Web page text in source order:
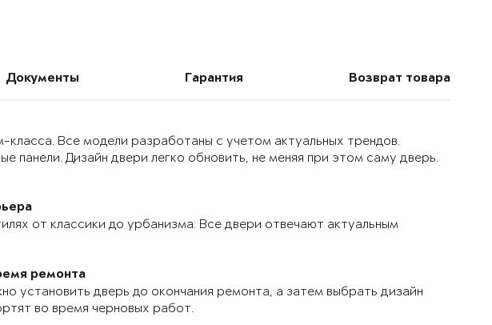
Документы Гарантия Возврат товара
Все модели разработаны с учетом актуальных трендов.
панели. Дизайн двери легко обновить, не меняя при этом саму дверь.
от классики до урбанизма. Все двери отвечают актуальным
ремонта
установить дверь до окончания ремонта, а затем выбрать дизайн
во время черновых работ.